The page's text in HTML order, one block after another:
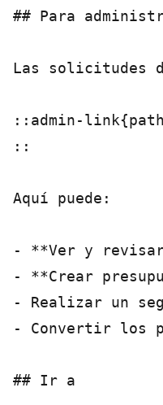
## Para
Las solicitudes
::admin-
::
Aquí puede:
- **Ver y
- **Crear
- Realizar un
- Convertir los
## Ir a